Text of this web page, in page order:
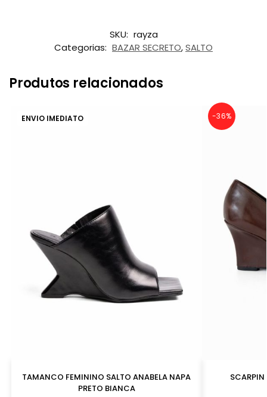
SKU: rayza
Categorias: BAZAR SECRETO,SALTO
Produtos relacionados
ENVIO IMEDIATO
TAMANCO FEMININO SALTO ANABELA NAPA
PRETO BIANCA
-36%
SCARPIN